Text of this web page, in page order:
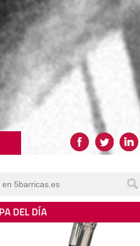
DEL DÍA